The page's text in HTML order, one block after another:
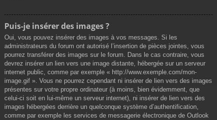
Puis-je insérer des images ?
Oui, vous pouvez insérer des images à vos messages. Si les
administrateurs du forum ont autorisé l’insertion de pièces jointes, vous
pourrez transférer des images sur le forum. Dans le cas contraire, vous
devrez insérer un lien vers une image distante, hébergée sur un serveur
internet public, comme par exemple « http://www.exemple.com/mon-
image.gif ». Vous ne pourrez cependant ni insérer de lien vers des images
présentes sur votre propre ordinateur (à moins, bien évidemment, que
celui-ci soit en lui-même un serveur internet), ni insérer de lien vers des
images hébergées derrière un quelconque système d’authentification,
comme par exemple les services de messagerie électronique de Outlook